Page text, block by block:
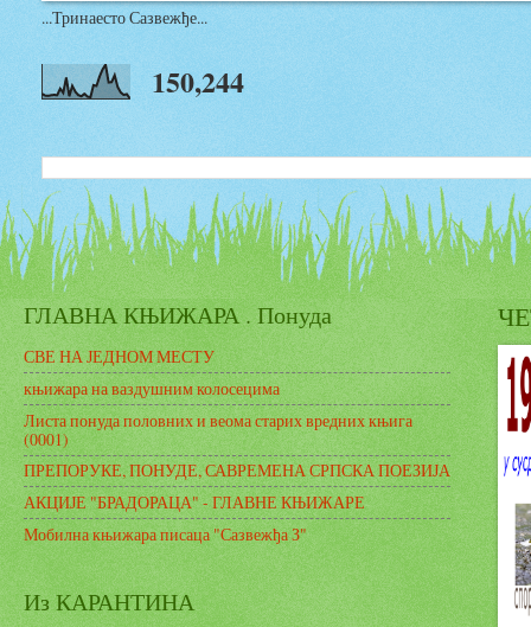
...Тринаесто Сазвежђе...
150,244
ГЛАВНА КЊИЖАРА . Понуда
СВЕ НА ЈЕДНОМ МЕСТУ
књижара на ваздушним колосецима
Листа понуда половних и веома старих вредних књига
(0001)
ПРЕПОРУКЕ, ПОНУДЕ, САВРЕМЕНА СРПСКА ПОЕЗИЈА
АКЦИЈЕ "БРАДОРАЦА" - ГЛАВНЕ КЊИЖАРЕ
Мобилна књижара писаца "Сазвежђа З"
Из КАРАНТИНА